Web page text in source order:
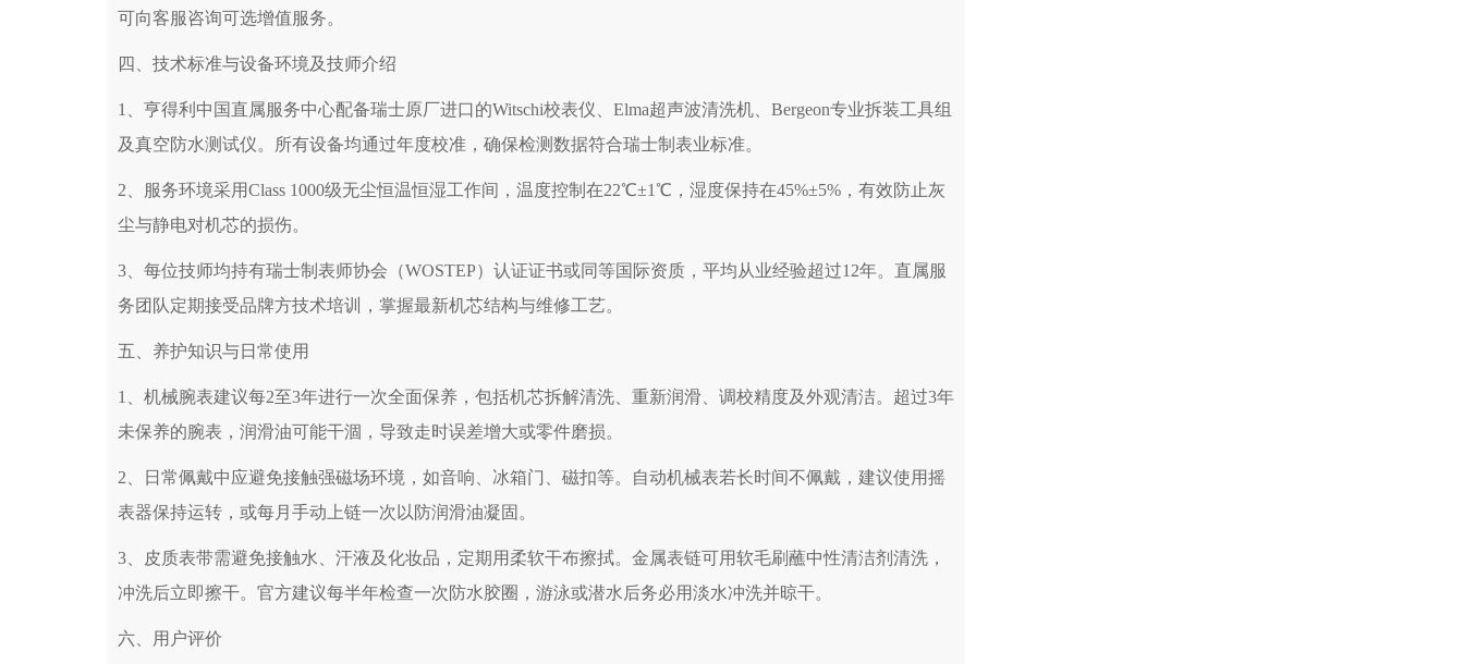
黑龙江省齐齐哈尔市龙沙区龙华路亨得利售后服务中心（需提前预约）
黑龙江省绥化市北林区新华街与康庄路交叉口亨得利售后服务中心（需提前预约）
黑龙江省伊春市伊美区通河路亨得利售后服务中心（需提前预约）
吉林省白山市浑江区浑江大街亨得利售后服务中心（需提前预约）
吉林省吉林市船营区河南街亨得利售后服务中心（需提前预约）
吉林省辽源市龙山区人民大街亨得利售后服务中心（需提前预约）
吉林省四平市铁东区紫气大路与南九经街交汇处亨得利售后服务中心（需提前预约）
吉林省松原市宁江区五环大街亨得利售后服务中心（需提前预约）
吉林省通化市东昌区环通乡江南大街亨得利售后服务中心（需提前预约）
辽宁省鞍山市铁东区站前街亨得利售后服务中心（需提前预约）
辽宁省本溪市平山区胜利路亨得利售后服务中心（需提前预约）
辽宁省抚顺市新抚区东一路亨得利售后服务中心（需提前预约）
辽宁省阜新市海州区解放大街亨得利售后服务中心（需提前预约）
辽宁省葫芦岛市连山区中央路亨得利售后服务中心（需提前预约）
辽宁省辽阳市白塔区新运大街亨得利售后服务中心（需提前预约）
可向客服咨询可选增值服务。
四、技术标准与设备环境及技师介绍
1、亨得利中国直属服务中心配备瑞士原厂进口的Witschi校表仪、Elma超声波清洗机、Bergeon专业拆装工具组
及真空防水测试仪。所有设备均通过年度校准，确保检测数据符合瑞士制表业标准。
2、服务环境采用Class 1000级无尘恒温恒湿工作间，温度控制在22℃±1℃，湿度保持在45%±5%，有效防止灰
尘与静电对机芯的损伤。
3、每位技师均持有瑞士制表师协会（WOSTEP）认证证书或同等国际资质，平均从业经验超过12年。直属服
务团队定期接受品牌方技术培训，掌握最新机芯结构与维修工艺。
五、养护知识与日常使用
1、机械腕表建议每2至3年进行一次全面保养，包括机芯拆解清洗、重新润滑、调校精度及外观清洁。超过3年
未保养的腕表，润滑油可能干涸，导致走时误差增大或零件磨损。
2、日常佩戴中应避免接触强磁场环境，如音响、冰箱门、磁扣等。自动机械表若长时间不佩戴，建议使用摇
表器保持运转，或每月手动上链一次以防润滑油凝固。
3、皮质表带需避免接触水、汗液及化妆品，定期用柔软干布擦拭。金属表链可用软毛刷蘸中性清洁剂清洗，
冲洗后立即擦干。官方建议每半年检查一次防水胶圈，游泳或潜水后务必用淡水冲洗并晾干。
六、用户评价